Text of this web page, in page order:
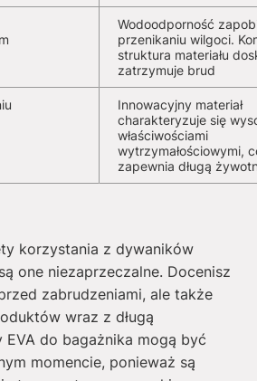
Wodoodporność
przenikaniu wilgoci.
struktura materiału
zatrzymuje brud
Innowacyjny materiał
charakteryzuje się
właściwościami
wytrzymałościowymi,
zapewnia długą
korzystania z dywaników
one niezaprzeczalne. Docenisz
zabrudzeniami, ale także
wraz z długą
do bagażnika mogą być
momencie, ponieważ są